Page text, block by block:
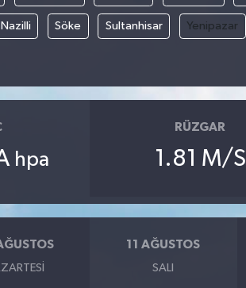
Nazilli Söke Sultanhisar Yenipazar
hpa
RÜZGAR
1.81 M/S
11 AĞUSTOS
SALI